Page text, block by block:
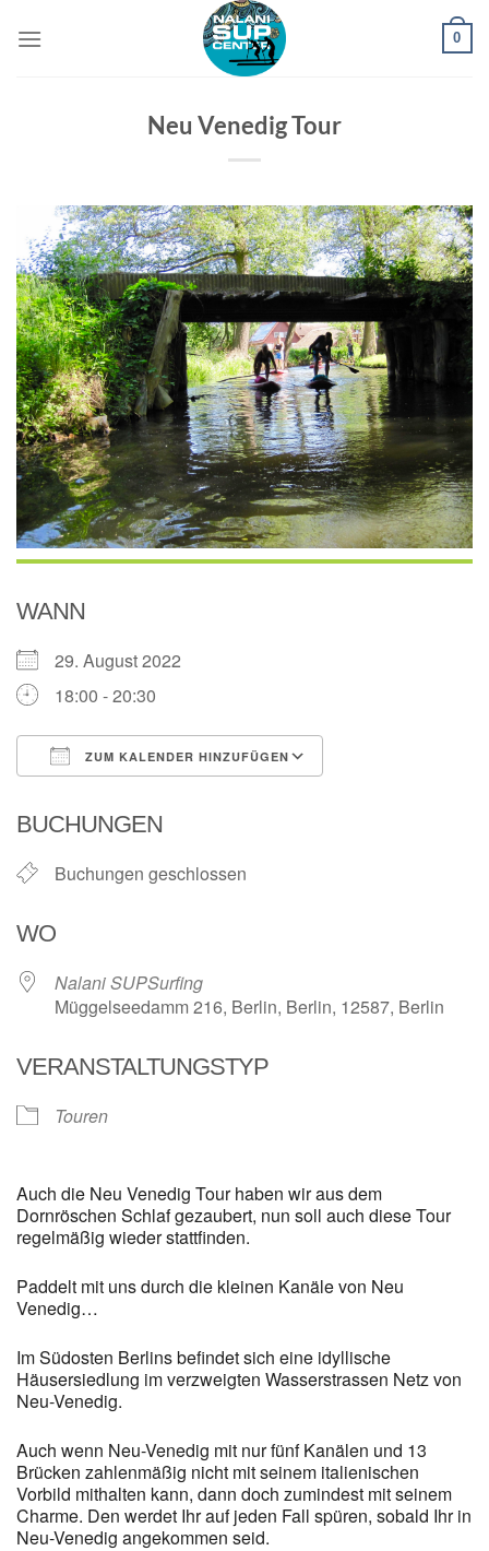
Inhalt
0
Neu Venedig Tour
WANN
29. August 2022
18:00 - 20:30
ZUM KALENDER HINZUFÜGEN
BUCHUNGEN
Buchungen geschlossen
WO
Nalani SUPSurfing
Müggelseedamm 216, Berlin, Berlin, 12587, Berlin
VERANSTALTUNGSTYP
Touren
Auch die Neu Venedig Tour haben wir aus dem
Dornröschen Schlaf gezaubert, nun soll auch diese Tour
regelmäßig wieder stattfinden.
Paddelt mit uns durch die kleinen Kanäle von Neu
Venedig…
Im Südosten Berlins befindet sich eine idyllische
Häusersiedlung im verzweigten Wasserstrassen Netz von
Neu-Venedig.
Auch wenn Neu-Venedig mit nur fünf Kanälen und 13
Brücken zahlenmäßig nicht mit seinem italienischen
Vorbild mithalten kann, dann doch zumindest mit seinem
Charme. Den werdet Ihr auf jeden Fall spüren, sobald Ihr in
Neu-Venedig angekommen seid.